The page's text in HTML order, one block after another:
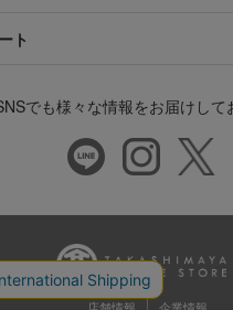
ト
でも様々な情報をお届けして